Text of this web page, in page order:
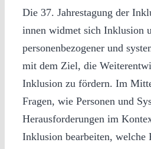
Die 37. Jahrestagung der
innen widmet sich Inklusion
personenbezogener und
mit dem Ziel, die
Inklusion zu fördern. Im
Fragen, wie Personen und
Herausforderungen im
Inklusion bearbeiten, welche